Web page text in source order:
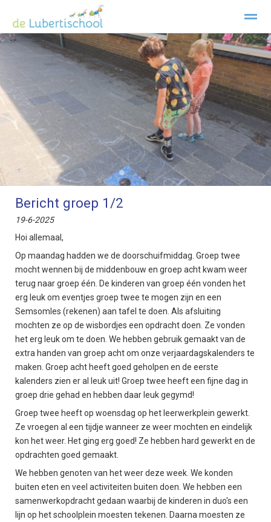
Welkom Lubertischool Texel Kopwerk Privacy
Foto's Facebook
● ● ● ●
Bericht groep 1/2
19-6-2025
Hoi allemaal,
Op maandag hadden we de doorschuifmiddag. Groep twee
mocht wennen bij de middenbouw en groep acht kwam weer
terug naar groep één. De kinderen van groep één vonden het
erg leuk om eventjes groep twee te mogen zijn en een
Semsomles (rekenen) aan tafel te doen. Als afsluiting
mochten ze op de wisbordjes een opdracht doen. Ze vonden
het erg leuk om te doen. We hebben gebruik gemaakt van de
extra handen van groep acht om onze verjaardagskalenders te
maken. Groep acht heeft goed geholpen en de eerste
kalenders zien er al leuk uit! Groep twee heeft een fijne dag in
groep drie gehad en hebben daar leuk gegymd!
Groep twee heeft op woensdag op het leerwerkplein gewerkt.
Ze vroegen al een tijdje wanneer ze weer mochten en eindelijk
kon het weer. Het ging erg goed! Ze hebben hard gewerkt en de
opdrachten goed gemaakt.
We hebben genoten van het weer deze week. We konden
buiten eten en veel activiteiten buiten doen. We hebben een
samenwerkopdracht gedaan waarbij de kinderen in duo's een
lijn op het schoolplein moesten tekenen. Daarna moesten ze